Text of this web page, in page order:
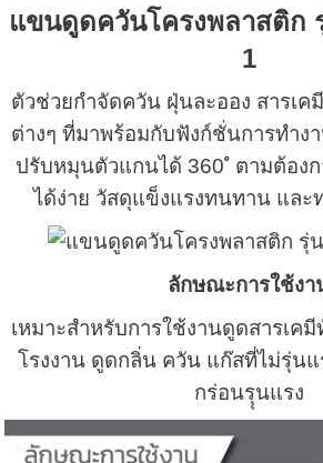
แขนดูดควันโครงพลาสติก
1
ตัวช่วยกำจัดควัน ฝุ่นละออง สารเค
ต่างๆ ที่มาพร้อมกับฟังก์ชั่นการทำง
ปรับหมุนตัวแกนได้ 360 ํ ตามต้อง
ได้ง่าย วัสดุแข็งแรงทนทาน และ
ลักษณะการใช้งา
เหมาะสำหรับการใช้งานดูดสารเค
โรงงาน ดูดกลิ่น ควัน แก๊สที่ไม่รุ่นแ
กร่อนรุุนแรง